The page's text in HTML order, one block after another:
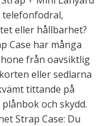
telefonfodral,
eller hållbarhet?
Case har många
från oavsiktlig
eller sedlarna
tittande på
och skydd.
Strap Case: Du